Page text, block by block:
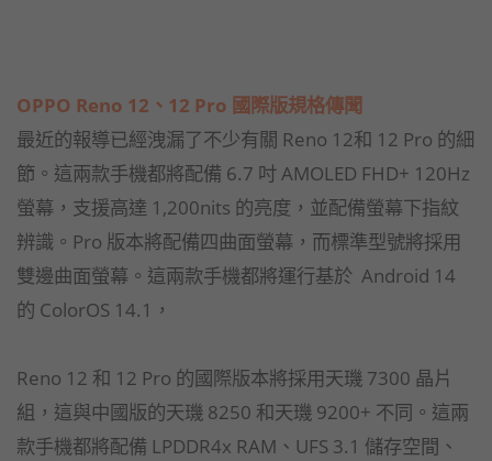
OPPO Reno 12、12 Pro 國際版規格傳聞
最近的報導已經洩漏了不少有關 Reno 12和 12 Pro 的細
節。這兩款手機都將配備 6.7 吋 AMOLED FHD+ 120Hz
螢幕，支援高達 1,200nits 的亮度，並配備螢幕下指紋
辨識。Pro 版本將配備四曲面螢幕，而標準型號將採用
雙邊曲面螢幕。這兩款手機都將運行基於 Android 14
的 ColorOS 14.1，
Reno 12 和 12 Pro 的國際版本將採用天璣 7300 晶片
組，這與中國版的天璣 8250 和天璣 9200+ 不同。這兩
款手機都將配備 LPDDR4x RAM、UFS 3.1 儲存空間、